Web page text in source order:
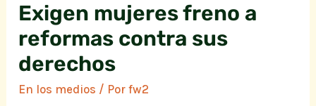
Exigen mujeres freno a
reformas contra sus
derechos
En los medios / Porfw2